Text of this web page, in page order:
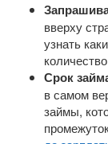
вверху
узнать
Срок
в самом
займы,